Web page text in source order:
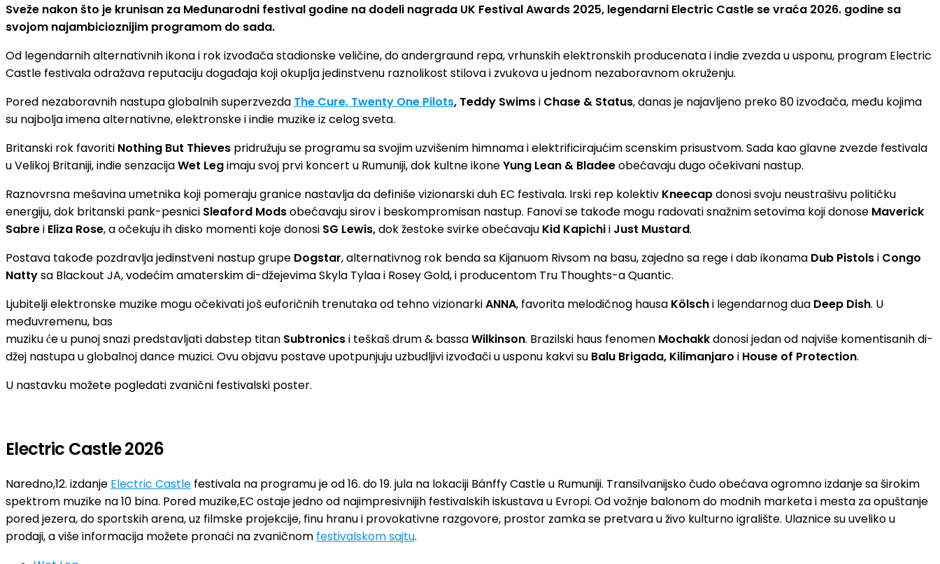
Sveže nakon što je krunisan za Međunarodni festival godine na dodeli nagrada UK Festival Awards 2025, legendarni Electric Castle se vraća 2026. godine sa
svojom najambicioznijim programom do sada.
Od legendarnih alternativnih ikona i rok izvođača stadionske veličine, do andergraund repa, vrhunskih elektronskih producenata i indie zvezda u usponu, program Electric
Castle festivala odražava reputaciju događaja koji okuplja jedinstvenu raznolikost stilova i zvukova u jednom nezaboravnom okruženju.
Pored nezaboravnih nastupa globalnih superzvezda The Cure, Twenty One Pilots, Teddy Swimsi Chase & Status, danas je najavljeno preko 80 izvođača, među kojima
su najbolja imena alternativne, elektronske i indie muzike iz celog sveta.
Britanski rok favoriti Nothing But Thieves pridružuju se programu sa svojim uzvišenim himnama i elektrificirajućim scenskim prisustvom. Sada kao glavne zvezde festivala
u Velikoj Britaniji, indie senzacijaWet Legimaju svoj prvi koncert u Rumuniji, dok kultne ikoneYung Lean & Bladeeobećavaju dugo očekivani nastup.
Raznovrsna mešavina umetnika koji pomeraju granice nastavlja da definiše vizionarski duh EC festivala. Irski rep kolektiv Kneecapdonosi svoju neustrašivu političku
energiju, dok britanski pank-pesnici Sleaford Modsobećavaju sirov i beskompromisan nastup. Fanovi se takođe mogu radovati snažnim setovima koji donose Maverick
Sabrei Eliza Rose, a očekuju ih disko momenti koje donosi SG Lewis,dok žestoke svirke obećavaju Kid Kapichii Just Mustard.
Postava takođe pozdravlja jedinstveni nastup grupe Dogstar, alternativnog rok benda sa Kijanuom Rivsom na basu, zajedno sa rege i dab ikonama Dub Pistolsi Congo
Nattysa Blackout JA, vodećim amaterskim di-džejevima Skyla Tylaa i Rosey Gold, i producentom Tru Thoughts-a Quantic.
Ljubitelji elektronske muzike mogu očekivati još euforičnih trenutaka od tehno vizionarkiANNA, favorita melodičnog hausa Kölschi legendarnog dua Deep Dish. U
međuvremenu, bas
muziku će u punoj snazi predstavljati dabstep titan Subtronicsi teškaš drum & bassaWilkinson. Brazilski haus fenomen Mochakkdonosi jedan od najviše komentisanih di-
džej nastupa u globalnoj dance muzici. Ovu objavu postave upotpunjuju uzbudljivi izvođači u usponu kakvi su Balu Brigada, Kilimanjaro i House of Protection.
U nastavku možete pogledati zvanični festivalski poster.
Electric Castle 2026
Naredno,12. izdanje Electric Castle festivala na programu je od 16. do 19. jula na lokaciji Bánffy Castle u Rumuniji. Transilvanijsko čudo obećava ogromno izdanje sa širokim
spektrom muzike na 10 bina. Pored muzike,EC ostaje jedno od najimpresivnijih festivalskih iskustava u Evropi. Od vožnje balonom do modnih marketa i mesta za opuštanje
pored jezera, do sportskih arena, uz filmske projekcije, finu hranu i provokativne razgovore, prostor zamka se pretvara u živo kulturno igralište. Ulaznice su uveliko u
prodaji, a više informacija možete pronaći na zvaničnom festivalskom sajtu.